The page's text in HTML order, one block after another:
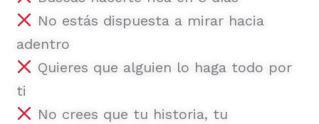
No estás dispuesta a mirar hacia
adentro
Quieres que alguien lo haga todo por
ti
No crees que tu historia, tu